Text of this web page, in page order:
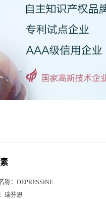
称： DEPRESSINE
瑞芬思